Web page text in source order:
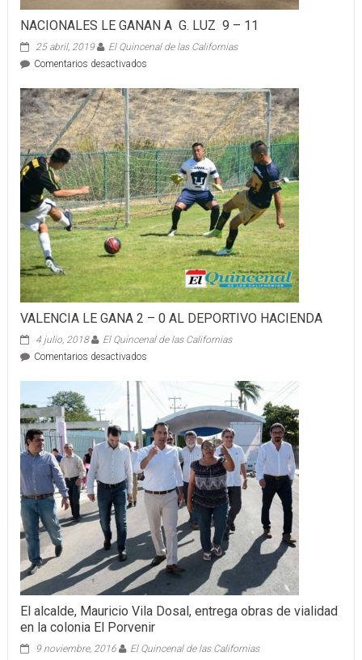
NACIONALES LE GANAN A G. LUZ 9 – 11
25 abril, 2019
El Quincenal de las Californias
Comentarios desactivadosen
LE
GANAN
A
G.
LUZ
9
–
11
VALENCIA LE GANA 2 – 0 AL DEPORTIVO HACIENDA
4 julio, 2018
El Quincenal de las Californias
Comentarios desactivadosen
GANA
–
0
AL
DEPORTIVO
HACIENDA
El alcalde, Mauricio Vila Dosal, entrega obras de vialidad
en la colonia El Porvenir
9 noviembre, 2016
El Quincenal de las Californias